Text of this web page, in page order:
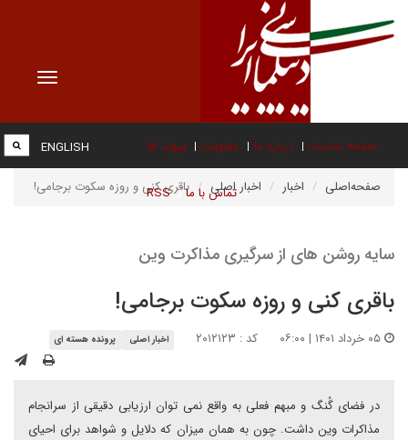
Toggle
صفحه نخست درباره ما عضویت پیوند ها
تماس با ما RSS
ENGLISH
صفحه‌اصلی اخبار اخبار اصلی باقری کنی و روزه سکوت برجامی!
سایه روشن های از سرگیری مذاکرت وین
باقری کنی و روزه سکوت برجامی!
کد : ۲۰۱۲۱۲۳ اخبار اصلی پرونده هسته ای
در فضای گُنگ و مبهم فعلی به واقع نمی توان ارزیابی دقیقی از سرانجام
مذاکرات وین داشت. چون به همان میزان که دلایل و شواهد برای احیای